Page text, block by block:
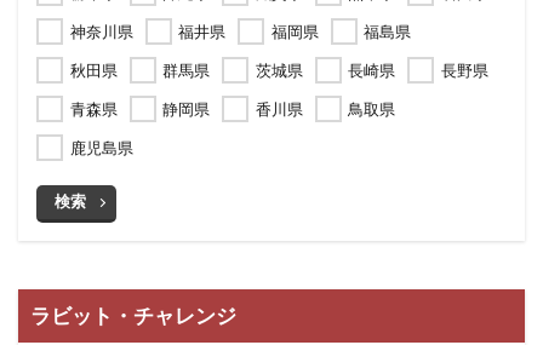
神奈川県
福井県 福岡県
福島県
秋田県
群馬県 茨城県 長崎県
長野県
青森県
静岡県 香川県
鳥取県
鹿児島県
検索
ラビット・チャレンジ